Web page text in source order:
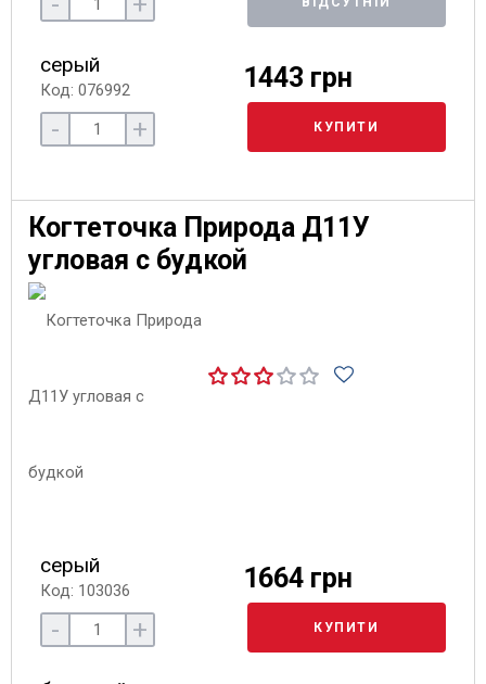
серый
Код: 076992 1443 грн
- + КУПИТИ
Когтеточка Природа Д11У
угловая с будкой
серый
Код: 103036 1664 грн
- + КУПИТИ